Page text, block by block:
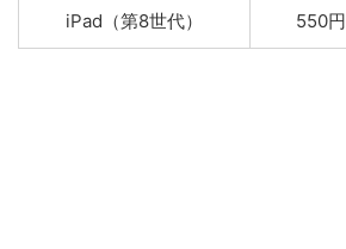
iPad（第8世代） 550円